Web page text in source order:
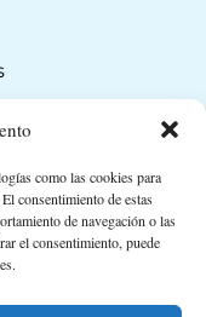
como las cookies para
consentimiento de estas
de navegación o las
el consentimiento, puede